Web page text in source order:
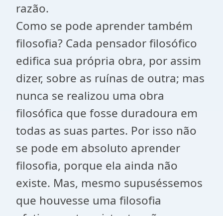
razão.
Como se pode aprender também
filosofia? Cada pensador filosófico
edifica sua própria obra, por assim
dizer, sobre as ruínas de outra; mas
nunca se realizou uma obra
filosófica que fosse duradoura em
todas as suas partes. Por isso não
se pode em absoluto aprender
filosofia, porque ela ainda não
existe. Mas, mesmo supuséssemos
que houvesse uma filosofia